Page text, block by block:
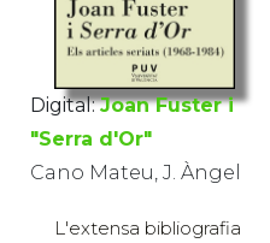
Digital: Joan Fuster i
"Serra d'Or"
Cano Mateu, J. Àngel
L'extensa bibliografia